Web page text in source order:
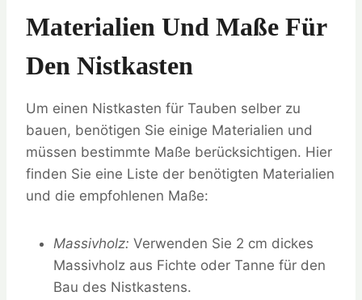
Materialien Und Maße Für
Den Nistkasten
Um einen Nistkasten für Tauben selber zu
bauen, benötigen Sie einige Materialien und
müssen bestimmte Maße berücksichtigen. Hier
finden Sie eine Liste der benötigten Materialien
und die empfohlenen Maße:
Massivholz: Verwenden Sie 2 cm dickes
Massivholz aus Fichte oder Tanne für den
Bau des Nistkastens.